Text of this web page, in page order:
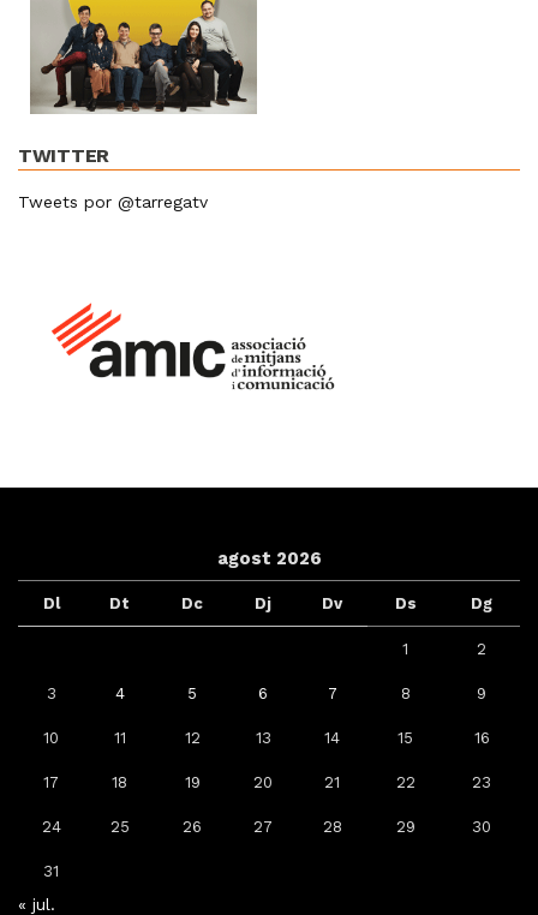
TWITTER
Tweets por @tarregatv
agost 2026
Dl Dt Dc Dj Dv Ds Dg
1 2
3 4 5 6 7 8 9
10 11 12 13 14 15 16
17 18 19 20 21 22 23
24 25 26 27 28 29 30
31
« jul.